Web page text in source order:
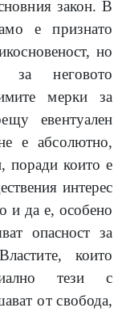
закон. В
е признато
но
за неговото
мерки за
евентуален
е абсолютно,
поради които е
интерес
и да е, особено
опасност за
които
тези с
от свобода,